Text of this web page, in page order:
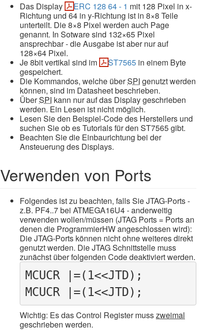
Das Display ERC 128 64 - 1 mit 128 Pixel in x-
Richtung und 64 in y-Richtung ist in 8×8 Teile
unterteilt. Die 8×8 Pixel werden auch Page
genannt. In Sotware sind 132×65 Pixel
ansprechbar - die Ausgabe ist aber nur auf
128×64 Pixel.
Je 8bit vertikal sind im
ST7565 in einem Byte
gespeichert.
Die Kommandos, welche überSPI genutzt werden
können, sind im Datasheet beschrieben.
ÜberSPI kann nur auf das Display geschrieben
werden. Ein Lesen ist nicht möglich.
Lesen Sie den Beispiel-Code des Herstellers und
suchen Sie ob es Tutorials für den ST7565 gibt.
Beachten Sie die Einbaurichtung bei der
Ansteuerung des Displays.
Verwenden von Ports
Folgendes ist zu beachten, falls Sie JTAG-Ports -
z.B. PF4..7 bei ATMEGA16U4 - anderweitig
verwenden wollen/müssen (JTAG Ports = Ports an
denen die ProgrammierHW angeschlossen wird):
Die JTAG-Ports können nicht ohne weiteres direkt
genutzt werden. Die JTAG Schnittstelle muss
zunächst über folgenden Code deaktiviert werden.
MCUCR |=(1<<JTD);
MCUCR |=(1<<JTD);
Wichtig: Es das Control Register musszweimal
geschrieben werden.